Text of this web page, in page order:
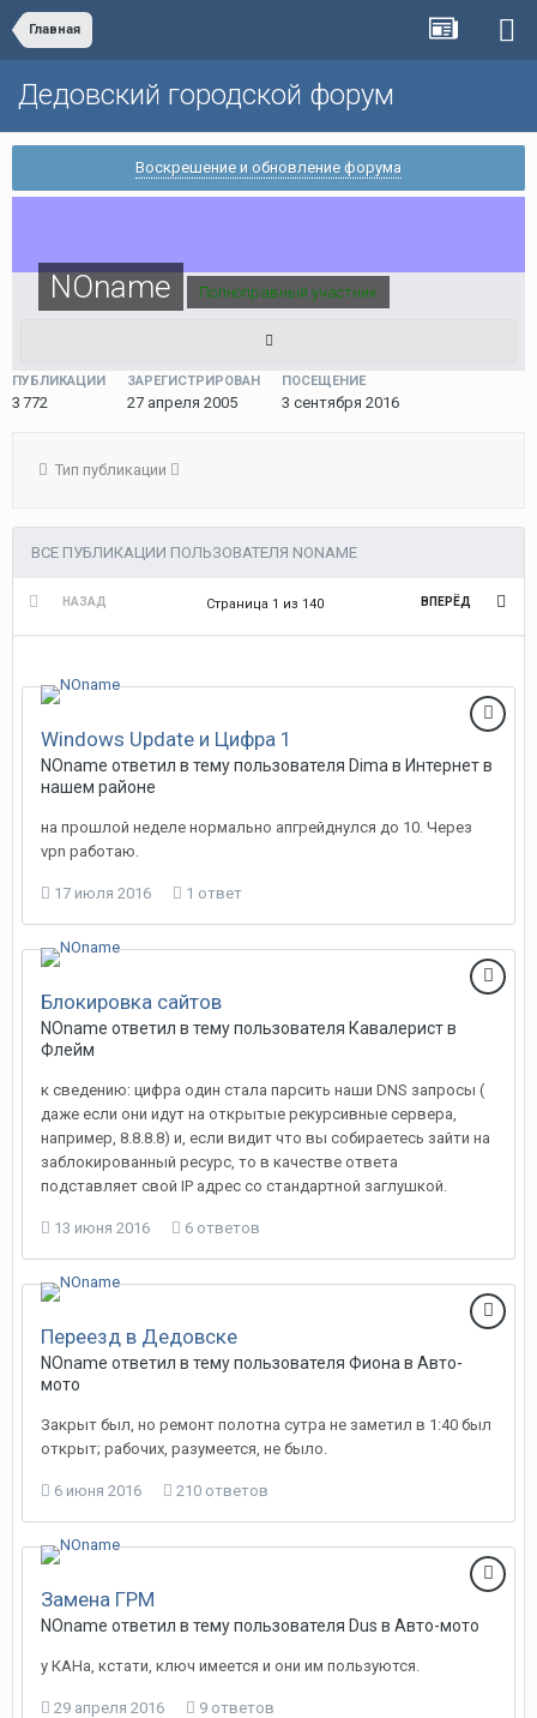
Главная
Дедовский городской форум
Воскрешение и обновление форума
NOname Полноправный участник
ПУБЛИКАЦИИ
3 772
ЗАРЕГИСТРИРОВАН
27 апреля 2005
ПОСЕЩЕНИЕ
3 сентября 2016
Тип публикации
ВСЕ ПУБЛИКАЦИИ ПОЛЬЗОВАТЕЛЯ NONAME
НАЗАД ВПЕРЁД
Страница 1 из 140
Windows Update и Цифра 1
NOname ответил в тему пользователя Dima в Интернет в
нашем районе
на прошлой неделе нормально апгрейднулся до 10. Через
vpn работаю.
17 июля 2016 1 ответ
Блокировка сайтов
NOname ответил в тему пользователя Кавалериств
Флейм
к сведению: цифра один стала парсить наши DNS запросы (
даже если они идут на открытые рекурсивные сервера,
например, 8.8.8.8) и, если видит что вы собираетесь зайти на
заблокированный ресурс, то в качестве ответа
подставляет свой IP адрес со стандартной заглушкой.
13 июня 2016 6 ответов
Переезд в Дедовске
NOname ответил в тему пользователя Фиона в Авто-
мото
Закрыт был, но ремонт полотна сутра не заметил в 1:40 был
открыт; рабочих, разумеется, не было.
6 июня 2016 210 ответов
Замена ГРМ
NOname ответил в тему пользователя Dus в Авто-мото
у КАНа, кстати, ключ имеется и они им пользуются.
29 апреля 2016 9 ответов